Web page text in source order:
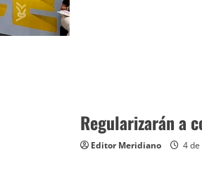
Regularizarán a
Editor Meridiano 4